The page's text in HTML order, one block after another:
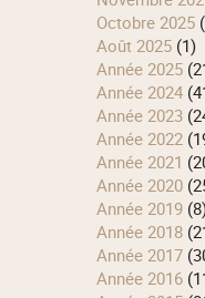
octobre 2025
août 2025(1)
année 2025
année 2024
année 2023
année 2022
année 2021
année 2020
année 2019
année 2018
année 2017
année 2016